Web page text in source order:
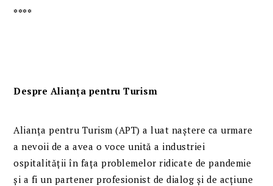
****
Despre Alianța pentru Turism
Alianța pentru Turism (APT) a luat naștere ca urmare
a nevoii de a avea o voce unită a industriei
ospitalității în fața problemelor ridicate de pandemie
și a fi un partener profesionist de dialog și de acțiune